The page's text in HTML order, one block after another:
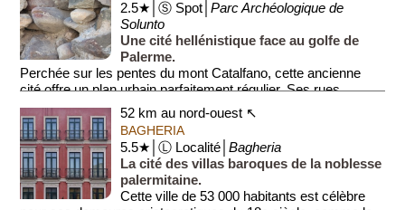
2.5★│Ⓢ Spot│Parc Archéologique de
Solunto
Une cité hellénistique face au golfe de
Palerme.
Perchée sur les pentes du mont Catalfano, cette ancienne
cité offre un plan urbain parfaitement régulier. Ses rues
pavées, ses maisons ornées de mo...
52 km au nord-ouest ↖
BAGHERIA
5.5★│Ⓛ Localité│Bagheria
La cité des villas baroques de la noblesse
palermitaine.
Cette ville de 53 000 habitants est célèbre